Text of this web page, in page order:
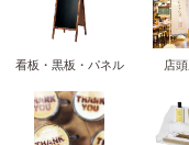
看板・黒板・パネル 店